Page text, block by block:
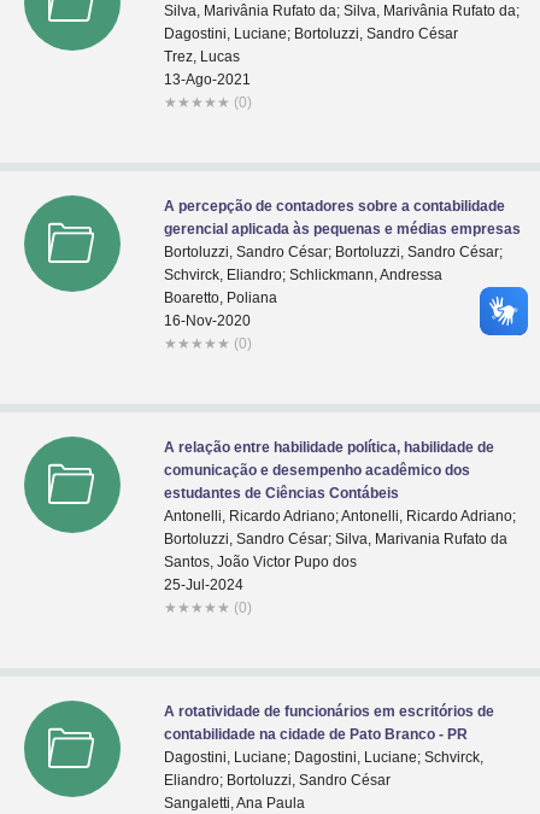
Silva, Marivânia Rufato da; Silva, Marivânia Rufato da;
Dagostini, Luciane; Bortoluzzi, Sandro César
Trez, Lucas
13-Ago-2021
★ ★ ★ ★ ★ (0)
A percepção de contadores sobre a contabilidade
gerencial aplicada às pequenas e médias empresas
Bortoluzzi, Sandro César; Bortoluzzi, Sandro César;
Schvirck, Eliandro; Schlickmann, Andressa
Boaretto, Poliana
16-Nov-2020
★ ★ ★ ★ ★ (0)
A relação entre habilidade política, habilidade de
comunicação e desempenho acadêmico dos
estudantes de Ciências Contábeis
Antonelli, Ricardo Adriano; Antonelli, Ricardo Adriano;
Bortoluzzi, Sandro César; Silva, Marivania Rufato da
Santos, João Victor Pupo dos
25-Jul-2024
★ ★ ★ ★ ★ (0)
A rotatividade de funcionários em escritórios de
contabilidade na cidade de Pato Branco - PR
Dagostini, Luciane; Dagostini, Luciane; Schvirck,
Eliandro; Bortoluzzi, Sandro César
Sangaletti, Ana Paula